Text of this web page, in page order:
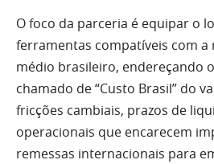
O foco da parceria é equipar o
ferramentas compatíveis com a
médio brasileiro, endereçando
chamado de “Custo Brasil” do
fricções cambiais, prazos de
operacionais que encarecem
remessas internacionais para